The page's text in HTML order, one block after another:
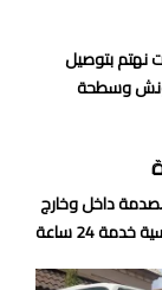
بتوصيل
ونش وسطحة
داخل وخارج
24 ساعة